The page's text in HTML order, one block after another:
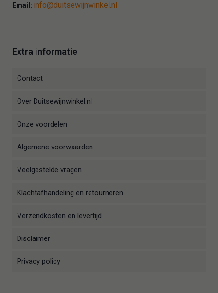
Email: info@duitsewijnwinkel.nl
Extra informatie
Contact
Over Duitsewijnwinkel.nl
Onze voordelen
Algemene voorwaarden
Veelgestelde vragen
Klachtafhandeling en retourneren
Verzendkosten en levertijd
Disclaimer
Privacy policy